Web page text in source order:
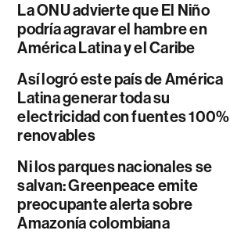
La ONU advierte que El Niño
podría agravar el hambre en
América Latina y el Caribe
Así logró este país de América
Latina generar toda su
electricidad con fuentes 100%
renovables
Ni los parques nacionales se
salvan: Greenpeace emite
preocupante alerta sobre
Amazonía colombiana